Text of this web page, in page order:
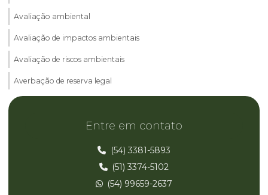
Avaliação ambiental
Avaliação de impactos ambientais
Avaliação de riscos ambientais
Averbação de reserva legal
Cadastro ambiental rural car
Consultoria ambiental
Consultoria ambiental parana
Consultoria ambiental rio grande do sul
Consultoria ambiental rs
Entre em contato
(54) 3381-5893
(51) 3374-5102
(54) 99659-2637